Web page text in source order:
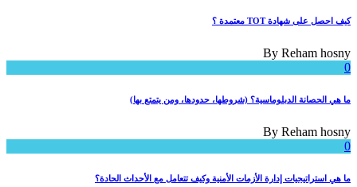
كيف احصل على شهادة TOT معتمدة ؟
By Reham hosny
0
ما هي الحصانة الدبلوماسية؟ (شروطها، حدودها، ومن يتمتع بها)
By Reham hosny
0
ما هي استراتيجيات إدارة الأزمات الأمنية وكيف تتعامل مع الأحداث الحادة؟